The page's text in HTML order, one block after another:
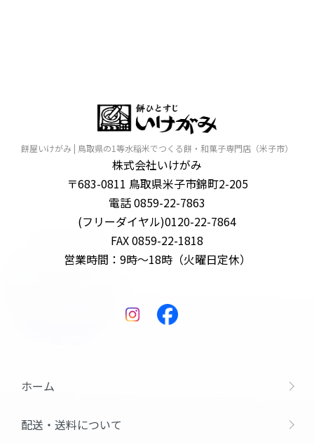
餅屋いけがみ | 鳥取県の1等水稲米でつくる餅・和菓子専門店（米子市）
株式会社いけがみ
〒683-0811 鳥取県米子市錦町2-205
電話 0859-22-7863
(フリーダイヤル)0120-22-7864
FAX 0859-22-1818
営業時間：9時～18時（火曜日定休）
ホーム
配送・送料について